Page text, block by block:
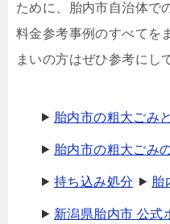
ために、胎内市自治体で
料金参考事例のすべてを
まいの方はぜひ参考にし
胎内市の粗大ごみ
胎内市の粗大ごみ
持ち込み処分 胎
新潟県胎内市 公式